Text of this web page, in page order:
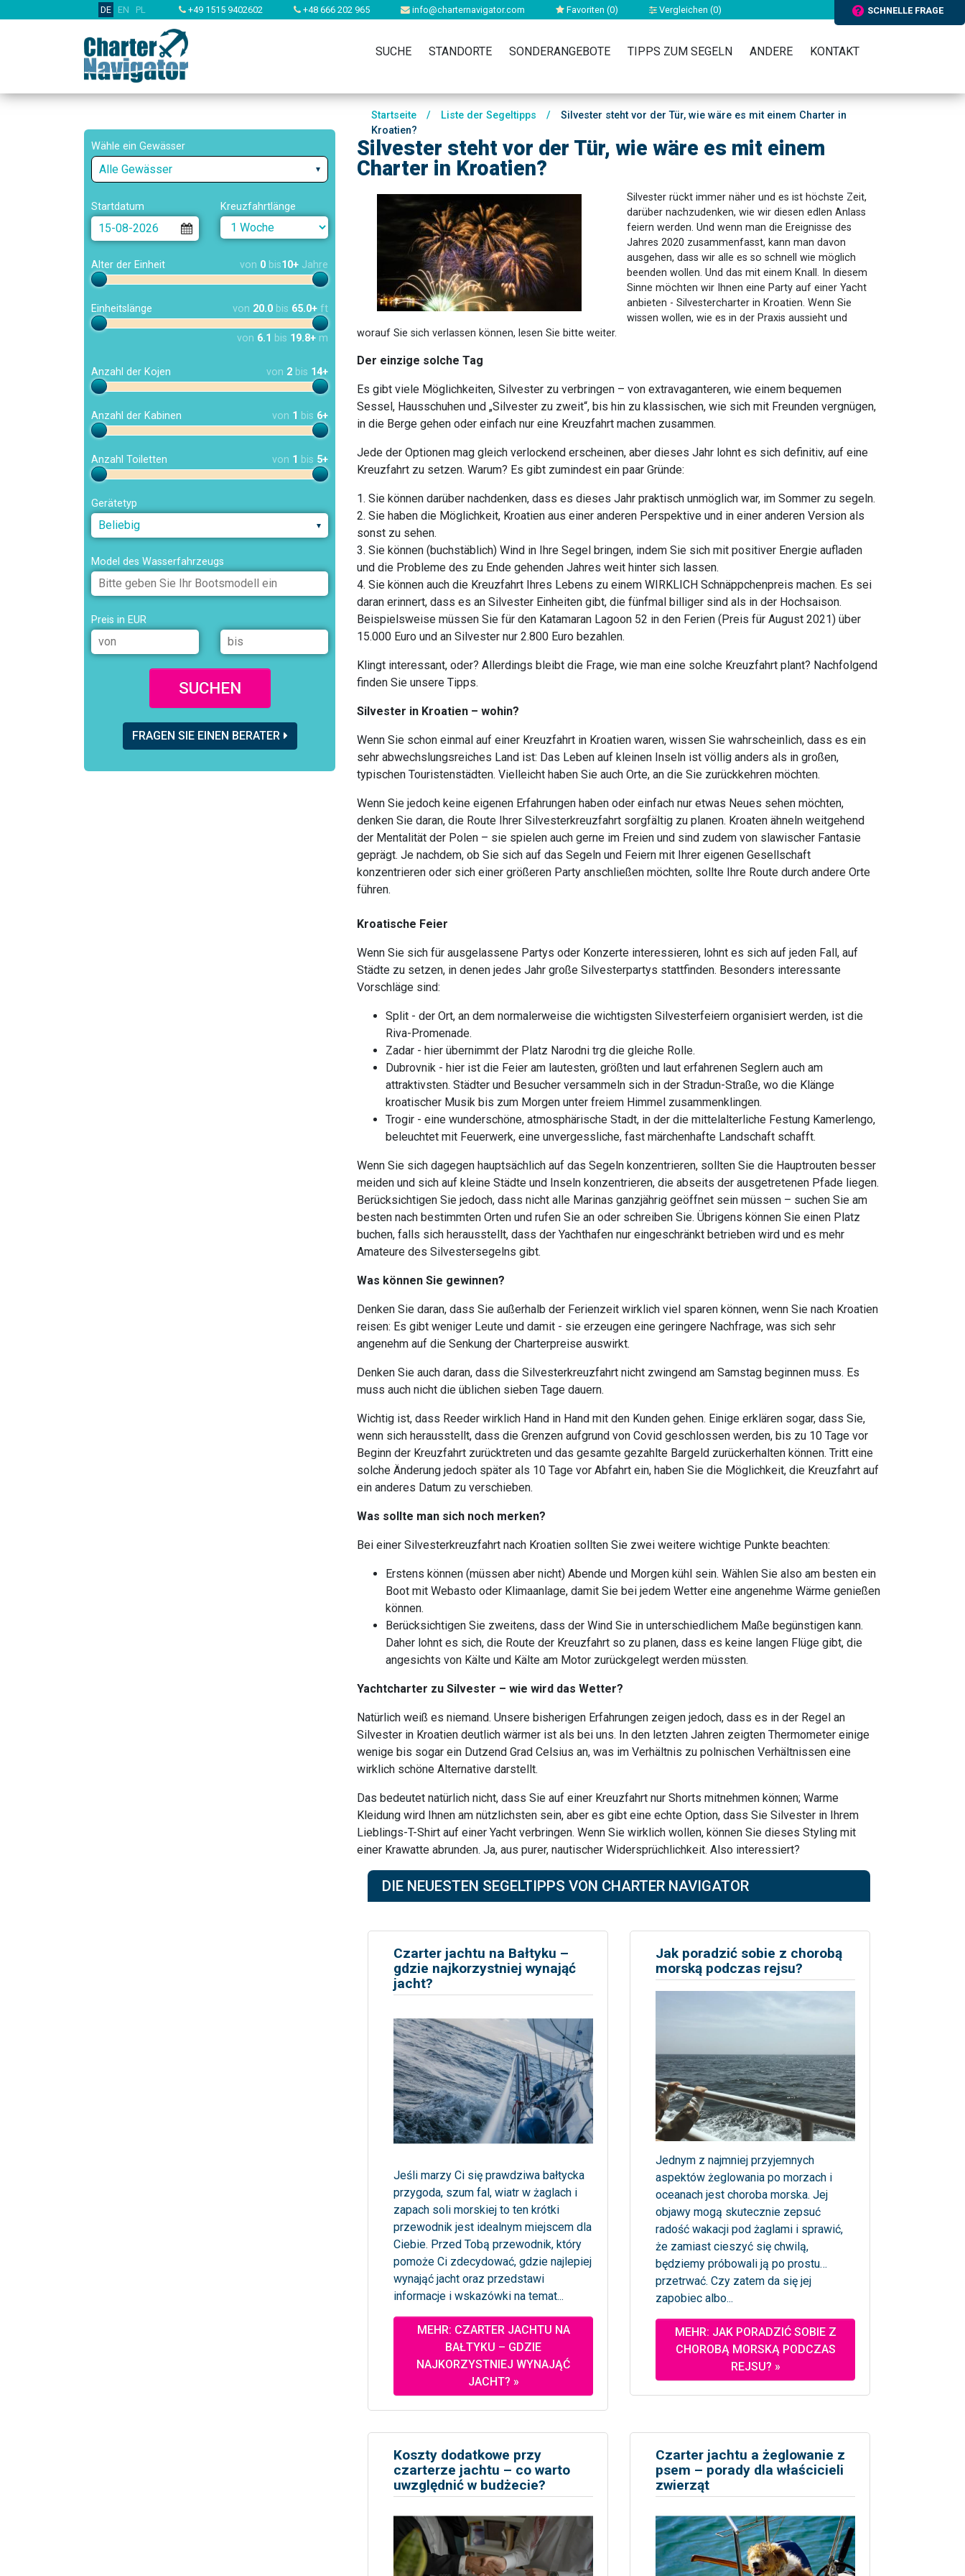
DE EN PL +49 1515 9402602 +48 666 202 965 info@charternavigator.com Favoriten (0) Vergleichen (0) SCHNELLE FRAGE
SUCHE STANDORTE SONDERANGEBOTE TIPPS ZUM SEGELN ANDERE KONTAKT
Wähle ein Gewässer
Alle Gewässer
Startdatum Kreuzfahrtlänge
Alter der Einheit von 0 bis10+ Jahre
Einheitslänge von 20.0 bis 65.0+ ft
von 6.1 bis 19.8+ m
Anzahl der Kojen von 2 bis 14+
Anzahl der Kabinen von 1 bis 6+
Anzahl Toiletten von 1 bis 5+
Gerätetyp
Beliebig
Model des Wasserfahrzeugs
Preis in EUR
SUCHEN
FRAGEN SIE EINEN BERATER
Startseite / Liste der Segeltipps /
Silvester steht vor der Tür, wie wäre es mit einem Charter in
Kroatien?
Silvester steht vor der Tür, wie wäre es mit einem
Charter in Kroatien?
Silvester rückt immer näher und es ist höchste Zeit,
darüber nachzudenken, wie wir diesen edlen Anlass
feiern werden. Und wenn man die Ereignisse des
Jahres 2020 zusammenfasst, kann man davon
ausgehen, dass wir alle es so schnell wie möglich
beenden wollen. Und das mit einem Knall. In diesem
Sinne möchten wir Ihnen eine Party auf einer Yacht
anbieten - Silvestercharter in Kroatien. Wenn Sie
wissen wollen, wie es in der Praxis aussieht und
worauf Sie sich verlassen können, lesen Sie bitte weiter.
Der einzige solche Tag
Es gibt viele Möglichkeiten, Silvester zu verbringen – von extravaganteren, wie einem bequemen
Sessel, Hausschuhen und „Silvester zu zweit“, bis hin zu klassischen, wie sich mit Freunden vergnügen,
in die Berge gehen oder einfach nur eine Kreuzfahrt machen zusammen.
Jede der Optionen mag gleich verlockend erscheinen, aber dieses Jahr lohnt es sich definitiv, auf eine
Kreuzfahrt zu setzen. Warum? Es gibt zumindest ein paar Gründe:
1. Sie können darüber nachdenken, dass es dieses Jahr praktisch unmöglich war, im Sommer zu segeln.
2. Sie haben die Möglichkeit, Kroatien aus einer anderen Perspektive und in einer anderen Version als
sonst zu sehen.
3. Sie können (buchstäblich) Wind in Ihre Segel bringen, indem Sie sich mit positiver Energie aufladen
und die Probleme des zu Ende gehenden Jahres weit hinter sich lassen.
4. Sie können auch die Kreuzfahrt Ihres Lebens zu einem WIRKLICH Schnäppchenpreis machen. Es sei
daran erinnert, dass es an Silvester Einheiten gibt, die fünfmal billiger sind als in der Hochsaison.
Beispielsweise müssen Sie für den Katamaran Lagoon 52 in den Ferien (Preis für August 2021) über
15.000 Euro und an Silvester nur 2.800 Euro bezahlen.
Klingt interessant, oder? Allerdings bleibt die Frage, wie man eine solche Kreuzfahrt plant? Nachfolgend
finden Sie unsere Tipps.
Silvester in Kroatien – wohin?
Wenn Sie schon einmal auf einer Kreuzfahrt in Kroatien waren, wissen Sie wahrscheinlich, dass es ein
sehr abwechslungsreiches Land ist: Das Leben auf kleinen Inseln ist völlig anders als in großen,
typischen Touristenstädten. Vielleicht haben Sie auch Orte, an die Sie zurückkehren möchten.
Wenn Sie jedoch keine eigenen Erfahrungen haben oder einfach nur etwas Neues sehen möchten,
denken Sie daran, die Route Ihrer Silvesterkreuzfahrt sorgfältig zu planen. Kroaten ähneln weitgehend
der Mentalität der Polen – sie spielen auch gerne im Freien und sind zudem von slawischer Fantasie
geprägt. Je nachdem, ob Sie sich auf das Segeln und Feiern mit Ihrer eigenen Gesellschaft
konzentrieren oder sich einer größeren Party anschließen möchten, sollte Ihre Route durch andere Orte
führen.
Kroatische Feier
Wenn Sie sich für ausgelassene Partys oder Konzerte interessieren, lohnt es sich auf jeden Fall, auf
Städte zu setzen, in denen jedes Jahr große Silvesterpartys stattfinden. Besonders interessante
Vorschläge sind:
Split - der Ort, an dem normalerweise die wichtigsten Silvesterfeiern organisiert werden, ist die
Riva-Promenade.
Zadar - hier übernimmt der Platz Narodni trg die gleiche Rolle.
Dubrovnik - hier ist die Feier am lautesten, größten und laut erfahrenen Seglern auch am
attraktivsten. Städter und Besucher versammeln sich in der Stradun-Straße, wo die Klänge
kroatischer Musik bis zum Morgen unter freiem Himmel zusammenklingen.
Trogir - eine wunderschöne, atmosphärische Stadt, in der die mittelalterliche Festung Kamerlengo,
beleuchtet mit Feuerwerk, eine unvergessliche, fast märchenhafte Landschaft schafft.
Wenn Sie sich dagegen hauptsächlich auf das Segeln konzentrieren, sollten Sie die Hauptrouten besser
meiden und sich auf kleine Städte und Inseln konzentrieren, die abseits der ausgetretenen Pfade liegen.
Berücksichtigen Sie jedoch, dass nicht alle Marinas ganzjährig geöffnet sein müssen – suchen Sie am
besten nach bestimmten Orten und rufen Sie an oder schreiben Sie. Übrigens können Sie einen Platz
buchen, falls sich herausstellt, dass der Yachthafen nur eingeschränkt betrieben wird und es mehr
Amateure des Silvestersegelns gibt.
Was können Sie gewinnen?
Denken Sie daran, dass Sie außerhalb der Ferienzeit wirklich viel sparen können, wenn Sie nach Kroatien
reisen: Es gibt weniger Leute und damit - sie erzeugen eine geringere Nachfrage, was sich sehr
angenehm auf die Senkung der Charterpreise auswirkt.
Denken Sie auch daran, dass die Silvesterkreuzfahrt nicht zwingend am Samstag beginnen muss. Es
muss auch nicht die üblichen sieben Tage dauern.
Wichtig ist, dass Reeder wirklich Hand in Hand mit den Kunden gehen. Einige erklären sogar, dass Sie,
wenn sich herausstellt, dass die Grenzen aufgrund von Covid geschlossen werden, bis zu 10 Tage vor
Beginn der Kreuzfahrt zurücktreten und das gesamte gezahlte Bargeld zurückerhalten können. Tritt eine
solche Änderung jedoch später als 10 Tage vor Abfahrt ein, haben Sie die Möglichkeit, die Kreuzfahrt auf
ein anderes Datum zu verschieben.
Was sollte man sich noch merken?
Bei einer Silvesterkreuzfahrt nach Kroatien sollten Sie zwei weitere wichtige Punkte beachten:
Erstens können (müssen aber nicht) Abende und Morgen kühl sein. Wählen Sie also am besten ein
Boot mit Webasto oder Klimaanlage, damit Sie bei jedem Wetter eine angenehme Wärme genießen
können.
Berücksichtigen Sie zweitens, dass der Wind Sie in unterschiedlichem Maße begünstigen kann.
Daher lohnt es sich, die Route der Kreuzfahrt so zu planen, dass es keine langen Flüge gibt, die
angesichts von Kälte und Kälte am Motor zurückgelegt werden müssten.
Yachtcharter zu Silvester – wie wird das Wetter?
Natürlich weiß es niemand. Unsere bisherigen Erfahrungen zeigen jedoch, dass es in der Regel an
Silvester in Kroatien deutlich wärmer ist als bei uns. In den letzten Jahren zeigten Thermometer einige
wenige bis sogar ein Dutzend Grad Celsius an, was im Verhältnis zu polnischen Verhältnissen eine
wirklich schöne Alternative darstellt.
Das bedeutet natürlich nicht, dass Sie auf einer Kreuzfahrt nur Shorts mitnehmen können; Warme
Kleidung wird Ihnen am nützlichsten sein, aber es gibt eine echte Option, dass Sie Silvester in Ihrem
Lieblings-T-Shirt auf einer Yacht verbringen. Wenn Sie wirklich wollen, können Sie dieses Styling mit
einer Krawatte abrunden. Ja, aus purer, nautischer Widersprüchlichkeit. Also interessiert?
DIE NEUESTEN SEGELTIPPS VON CHARTER NAVIGATOR
Czarter jachtu na Bałtyku –
gdzie najkorzystniej wynająć
jacht?
Jeśli marzy Ci się prawdziwa bałtycka
przygoda, szum fal, wiatr w żaglach i
zapach soli morskiej to ten krótki
przewodnik jest idealnym miejscem dla
Ciebie. Przed Tobą przewodnik, który
pomoże Ci zdecydować, gdzie najlepiej
wynająć jacht oraz przedstawi
informacje i wskazówki na temat...
MEHR: CZARTER JACHTU NA
BAŁTYKU – GDZIE
NAJKORZYSTNIEJ WYNAJĄĆ
JACHT? »
Jak poradzić sobie z chorobą
morską podczas rejsu?
Jednym z najmniej przyjemnych
aspektów żeglowania po morzach i
oceanach jest choroba morska. Jej
objawy mogą skutecznie zepsuć
radość wakacji pod żaglami i sprawić,
że zamiast cieszyć się chwilą,
będziemy próbowali ją po prostu…
przetrwać. Czy zatem da się jej
zapobiec albo...
MEHR: JAK PORADZIĆ SOBIE Z
CHOROBĄ MORSKĄ PODCZAS
REJSU? »
Koszty dodatkowe przy
czarterze jachtu – co warto
uwzględnić w budżecie?
Czarter jachtu a żeglowanie z
psem – porady dla właścicieli
zwierząt